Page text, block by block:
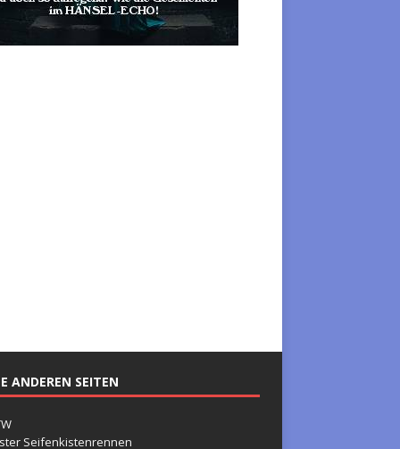
ANDEREN SEITEN
Seifenkistenrennen